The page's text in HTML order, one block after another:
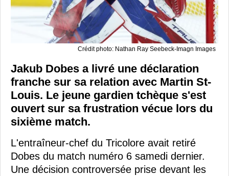
Crédit photo: Nathan Ray Seebeck-Imagn Images
Jakub Dobes a livré une déclaration
franche sur sa relation avec Martin St-
Louis. Le jeune gardien tchèque s'est
ouvert sur sa frustration vécue lors du
sixième match.
L'entraîneur-chef du Tricolore avait retiré
Dobes du match numéro 6 samedi dernier.
Une décision controversée prise devant les